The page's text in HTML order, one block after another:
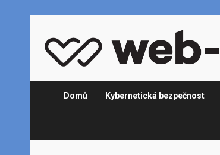
content
Domů Kybernetická bezpečnost